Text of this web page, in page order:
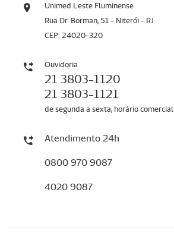
Unimed Leste Fluminense
Rua Dr. Borman, 51 - Niterói - RJ
CEP: 24020-320
Ouvidoria
21 3803-1120
21 3803-1121
de segunda a sexta, horário comercial
Atendimento 24h
0800 970 9087
4020 9087